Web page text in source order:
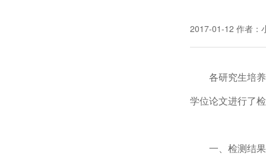
2017-01-12 作者：
各研究生培
学位论文进行了
一、检测结